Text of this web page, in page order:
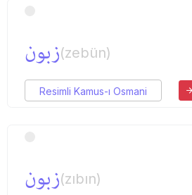
زبون(zebün)
Resimli Kamus-ı Osmani
زبون(zıbın)